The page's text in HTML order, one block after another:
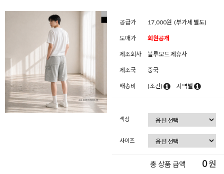
공급가 17,000원 (부가세 별도)
도매가 회원공개
제조회사 블루모드 제휴사
제조국 중국
배송비 (조건) 지역별
색상
사이즈
총 상품 금액 0원